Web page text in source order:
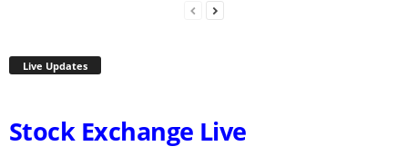
Live Updates
Stock Exchange Live